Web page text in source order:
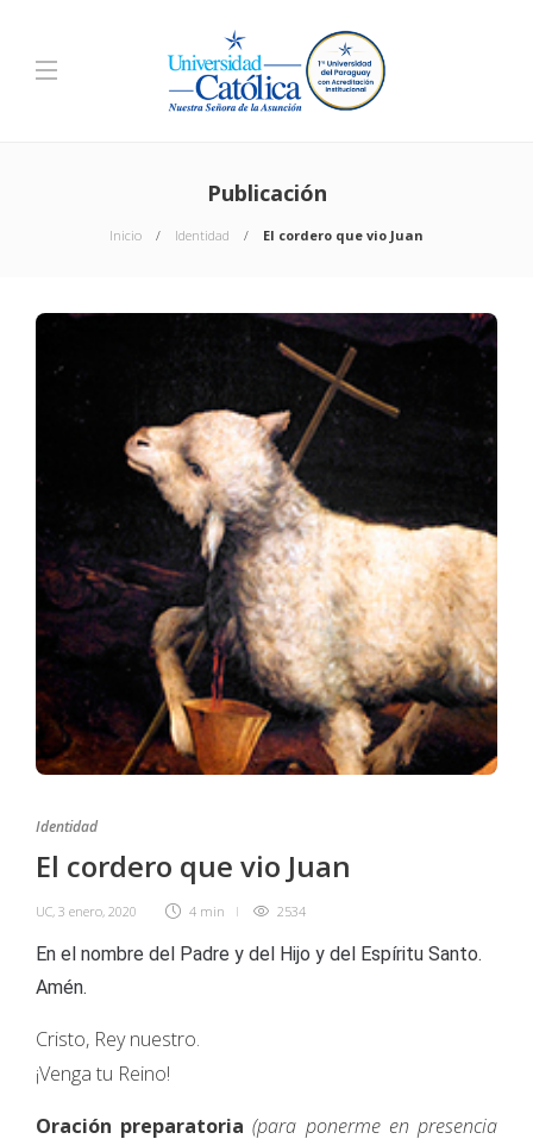
Publicación
Inicio Identidad El cordero que vio Juan
Identidad
El cordero que vio Juan
UC, 3 enero, 2020 4 min 2534
En el nombre del Padre y del Hijo y del Espíritu Santo.
Amén.
Cristo, Rey nuestro.
¡Venga tu Reino!
Oración preparatoria (para ponerme en presencia